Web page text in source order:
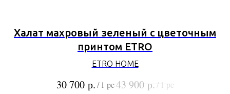
Халат махровый зеленый с цветочным
принтом ETRO
ETRO HOME
30 700 р./ 1 pc43 900 р./1 pc